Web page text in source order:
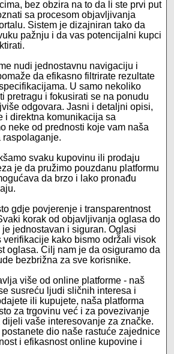
bez obzira na to da li ste prvi put
sa procesom objavljivanja
Sistem je dizajniran tako da
pažnju i da vas potencijalni kupci
nudi jednostavnu navigaciju i
da efikasno filtrirate rezultate
U samo nekoliko
pretragu i fokusirati se na ponudu
odgovara. Jasni i detaljni opisi,
i direktna komunikacija sa
neke od prednosti koje vam naša
raspolaganje.
svaku kupovinu ili prodaju
je da pružimo pouzdanu platformu
da brzo i lako pronađu
gdje povjerenje i transparentnost
korak od objavljivanja oglasa do
jednostavan i siguran. Oglasi
verifikacije kako bismo održali visok
oglasa. Cilj nam je da osiguramo da
bezbrižna za sve korisnike.
više od online platforme - naš
susreću ljudi sličnih interesa i
ili kupujete, naša platforma
za trgovinu već i za povezivanje
vaše interesovanje za značke.
postanete dio naše rastuće zajednice
i efikasnost online kupovine i